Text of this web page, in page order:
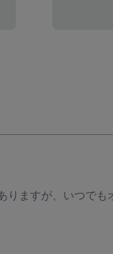
ますが、いつでも